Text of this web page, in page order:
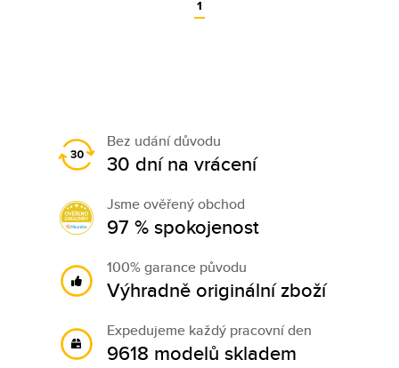
1
Bez udání důvodu
30 dní na vrácení
Jsme ověřený obchod
97 % spokojenost
100% garance původu
Výhradně originální zboží
Expedujeme každý pracovní den
9618 modelů skladem